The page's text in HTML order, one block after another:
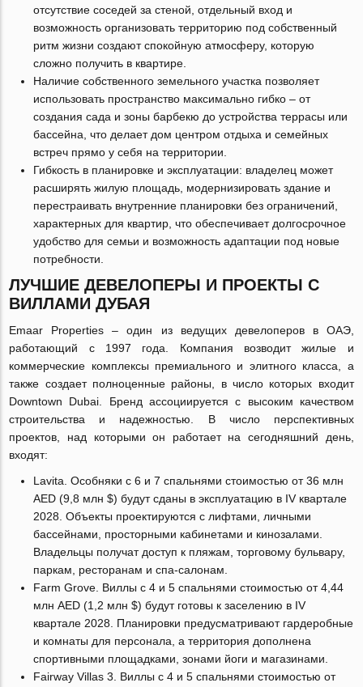
отсутствие соседей за стеной, отдельный вход и
возможность организовать территорию под собственный
ритм жизни создают спокойную атмосферу, которую
сложно получить в квартире.
Наличие собственного земельного участка позволяет
использовать пространство максимально гибко – от
создания сада и зоны барбекю до устройства террасы или
бассейна, что делает дом центром отдыха и семейных
встреч прямо у себя на территории.
Гибкость в планировке и эксплуатации: владелец может
расширять жилую площадь, модернизировать здание и
перестраивать внутренние планировки без ограничений,
характерных для квартир, что обеспечивает долгосрочное
удобство для семьи и возможность адаптации под новые
потребности.
ЛУЧШИЕ ДЕВЕЛОПЕРЫ И ПРОЕКТЫ С
ВИЛЛАМИ ДУБАЯ
Emaar Properties – один из ведущих девелоперов в ОАЭ,
работающий с 1997 года. Компания возводит жилые и
коммерческие комплексы премиального и элитного класса, а
также создает полноценные районы, в число которых входит
Downtown Dubai. Бренд ассоциируется с высоким качеством
строительства и надежностью. В число перспективных
проектов, над которыми он работает на сегодняшний день,
входят:
Lavita. Особняки с 6 и 7 спальнями стоимостью от 36 млн
AED (9,8 млн $) будут сданы в эксплуатацию в IV квартале
2028. Объекты проектируются с лифтами, личными
бассейнами, просторными кабинетами и кинозалами.
Владельцы получат доступ к пляжам, торговому бульвару,
паркам, ресторанам и спа-салонам.
Farm Grove. Виллы с 4 и 5 спальнями стоимостью от 4,44
млн AED (1,2 млн $) будут готовы к заселению в IV
квартале 2028. Планировки предусматривают гардеробные
и комнаты для персонала, а территория дополнена
спортивными площадками, зонами йоги и магазинами.
Fairway Villas 3. Виллы с 4 и 5 спальнями стоимостью от